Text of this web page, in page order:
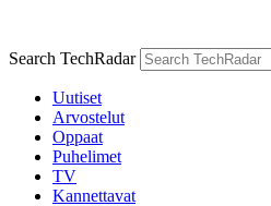
Search TechRadar
Uutiset
Arvostelut
Oppaat
Puhelimet
TV
Kannettavat